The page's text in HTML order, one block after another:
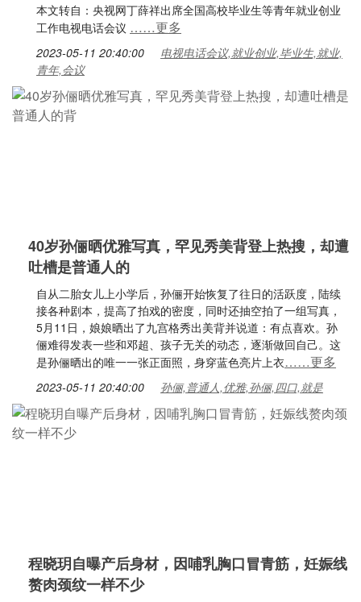
本文转自：央视网丁薛祥出席全国高校毕业生等青年就业创业
工作电视电话会议 ……更多
2023-05-11 20:40:00
电视电话会议,就业创业,毕业生,就业,
青年,会议
40岁孙俪晒优雅写真，罕见秀美背登上热搜，却遭
吐槽是普通人的
自从二胎女儿上小学后，孙俪开始恢复了往日的活跃度，陆续
接各种剧本，提高了拍戏的密度，同时还抽空拍了一组写真，
5月11日，娘娘晒出了九宫格秀出美背并说道：有点喜欢。孙
俪难得发表一些和邓超、孩子无关的动态，逐渐做回自己。这
是孙俪晒出的唯一一张正面照，身穿蓝色亮片上衣……更多
2023-05-11 20:40:00 孙俪,普通人,优雅,孙俪,四口,就是
程晓玥自曝产后身材，因哺乳胸口冒青筋，妊娠线
赘肉颈纹一样不少